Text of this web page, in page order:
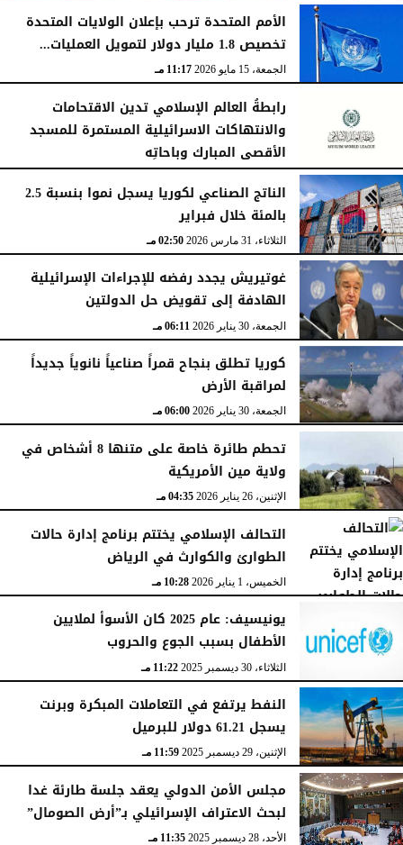
الجمعة، 15 مايو 2026 11:52 مـ
الأمم المتحدة ترحب بإعلان الولايات المتحدة
تخصيص 1.8 مليار دولار لتمويل العمليات...
الجمعة، 15 مايو 2026 11:17 مـ
رابطةُ العالم الإسلامي تدين الاقتحامات
والانتهاكات الاسرائيلية المستمرة للمسجد
الأقصى المبارك وباحاتِه
الجمعة، 15 مايو 2026 11:09 مـ
الناتج الصناعي لكوريا يسجل نموا بنسبة 2.5
بالمئة خلال فبراير
الثلاثاء، 31 مارس 2026 02:50 مـ
غوتيريش يجدد رفضه للإجراءات الإسرائيلية
الهادفة إلى تقويض حل الدولتين
الجمعة، 30 يناير 2026 06:11 مـ
كوريا تطلق بنجاح قمراً صناعياً نانوياً جديداً
لمراقبة الأرض
الجمعة، 30 يناير 2026 06:00 مـ
تحطم طائرة خاصة على متنها 8 أشخاص في
ولاية مين الأمريكية
الإثنين، 26 يناير 2026 04:35 مـ
التحالف الإسلامي يختتم برنامج إدارة حالات
الطوارئ والكوارث في الرياض
الخميس، 1 يناير 2026 10:28 مـ
يونيسيف: عام 2025 كان الأسوأ لملايين
الأطفال بسبب الجوع والحروب
الثلاثاء، 30 ديسمبر 2025 11:22 مـ
النفط يرتفع في التعاملات المبكرة وبرنت
يسجل 61.21 دولار للبرميل
الإثنين، 29 ديسمبر 2025 11:59 مـ
مجلس الأمن الدولي يعقد جلسة طارئة غدا
لبحث الاعتراف الإسرائيلي بـ”أرض الصومال”
الأحد، 28 ديسمبر 2025 11:35 مـ